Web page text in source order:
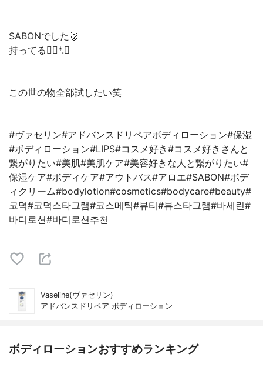
SABONでした🥉
持ってる❁⃘*.ﾟ
この世の物全部試したい笑
#ヴァセリン#アドバンスドリペアボディローション#保湿
#ボディローション#LIPS#コスメ好き#コスメ好きさんと
繋がりたい#美肌#美肌ケア#美容好きな人と繋がりたい#
保湿ケア#ボディケア#アウトバス#アロエ#SABON#ボデ
ィクリーム#bodylotion#cosmetics#bodycare#beauty#
코덕#코덕스타그램#코스메틱#뷰티#뷰스타그램#바세린#
바디로션#바디로션추천
Vaseline(ヴァセリン)
アドバンスドリペア ボディローション
ボディローションおすすめランキング